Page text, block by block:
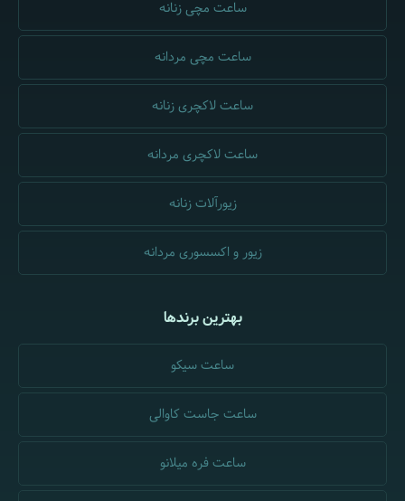
ساعت مچی زنانه
ساعت مچی مردانه
ساعت لاکچری زنانه
ساعت لاکچری مردانه
زیورآلات زنانه
زیور و اکسسوری مردانه
بهترین برندها
ساعت سیکو
ساعت جاست کاوالی
ساعت فره میلانو